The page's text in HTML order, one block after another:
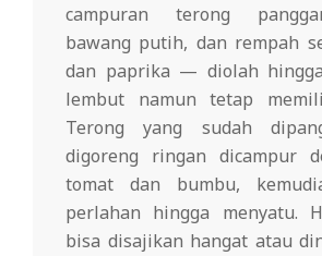
campuran terong
bawang putih, dan rempah
dan paprika — diolah
lembut namun tetap
Terong yang sudah
digoreng ringan dicampur
tomat dan bumbu,
perlahan hingga menyatu.
bisa disajikan hangat atau